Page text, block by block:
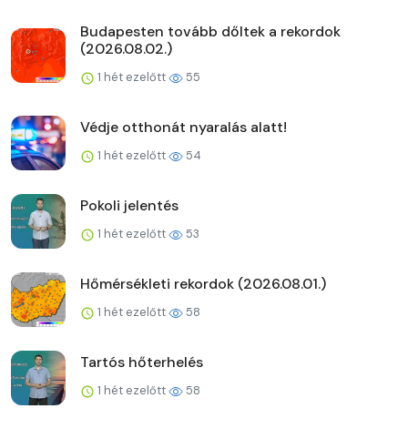
Budapesten tovább dőltek a rekordok
(2026.08.02.)
1 hét ezelőtt 55
Védje otthonát nyaralás alatt!
1 hét ezelőtt 54
Pokoli jelentés
1 hét ezelőtt 53
Hőmérsékleti rekordok (2026.08.01.)
1 hét ezelőtt 58
Tartós hőterhelés
1 hét ezelőtt 58